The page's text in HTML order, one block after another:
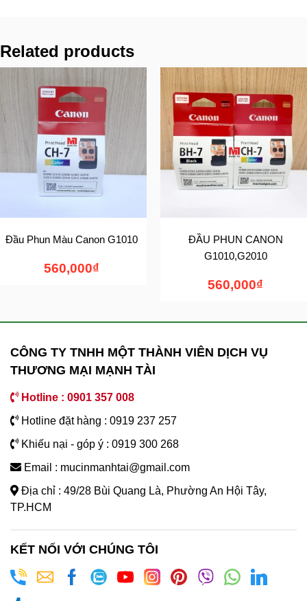
Related products
Đầu Phun Màu Canon G1010
560,000₫
ĐẦU PHUN CANON
G1010,G2010
560,000₫
CÔNG TY TNHH MỘT THÀNH VIÊN DỊCH VỤ
THƯƠNG MẠI MẠNH TÀI
Hotline : 0901 357 008
Hotline đặt hàng : 0919 237 257
Khiếu nại - góp ý : 0919 300 268
Email : mucinmanhtai@gmail.com
Địa chỉ : 49/28 Bùi Quang Là, Phường An Hội Tây,
TP.HCM
KẾT NỐI VỚI CHÚNG TÔI